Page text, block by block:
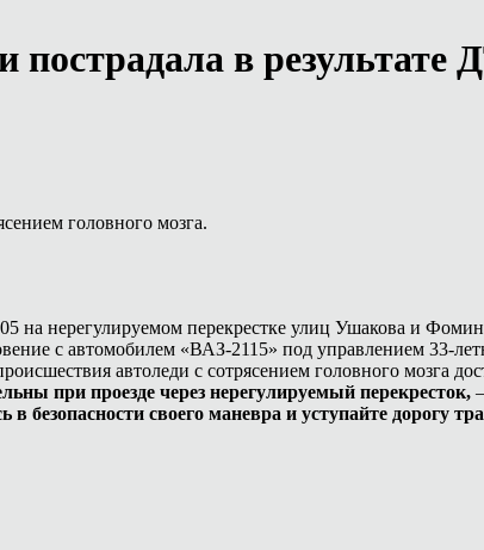
пострадала в результате
головного мозга.
на нерегулируемом перекрестке улиц Ушакова и
с автомобилем «ВАЗ-2115» под управлением 33-
автоледи с сотрясением головного
при проезде через нерегулируемый перекресток,
в безопасности своего маневра и уступайте дорогу